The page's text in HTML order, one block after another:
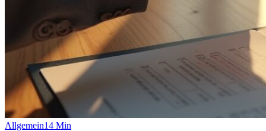
Allgemein14 Min